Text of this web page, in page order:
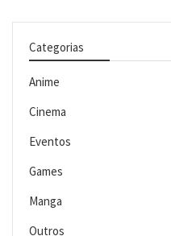
Categorias
Anime
Cinema
Eventos
Games
Manga
Outros